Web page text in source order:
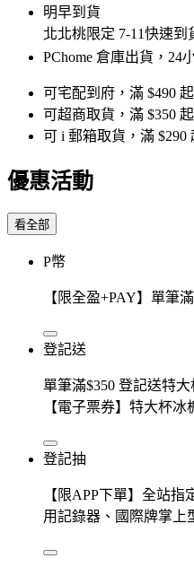
明早到貨
北北桃限定 7-11快速到
PChome 倉庫出貨，24
可宅配到府，滿 $490
可超商取貨，滿 $350
可 i 郵箱取貨，滿 $290
優惠活動
看全部
P幣
【限全盈+PAY】單筆
登記送
單筆滿$350 登記送特
【電子票券】特大杯冰
登記抽
【限APP下單】全站指
用記錄器、國際牌掌上